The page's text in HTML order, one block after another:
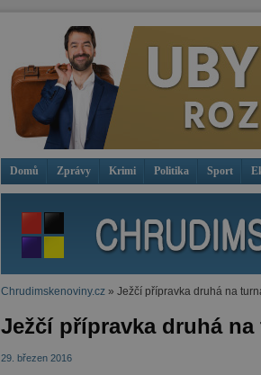
Domů Zprávy Krimi Politika Sport
Chrudimskenoviny.cz » Ježčí přípravka druhá na
Ježčí přípravka druhá
29. březen 2016